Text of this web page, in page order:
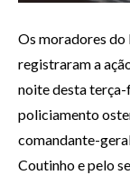
Os moradores do
registraram a
noite desta
policiamento
comandante-
Coutinho e pelo